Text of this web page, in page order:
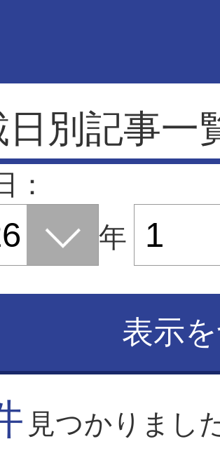
別記事一
：
年
表示
見つかりまし